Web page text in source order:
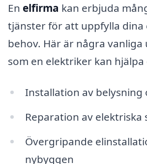
En elfirma kan erbjuda
tjänster för att uppfylla dina
behov. Här är några
som en elektriker kan hjälpa
Installation av belysning
Reparation av elektriska
Övergripande
nybyggen